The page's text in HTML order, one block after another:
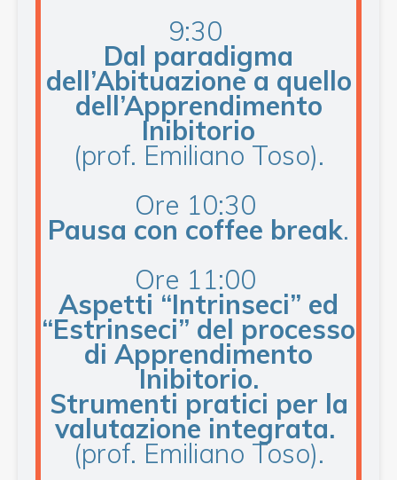
9:30
Dal paradigma
dell’Abituazione a quello
dell’Apprendimento
Inibitorio
(prof. Emiliano Toso).
Ore 10:30
Pausa con coffee break.
Ore 11:00
Aspetti “Intrinseci” ed
“Estrinseci” del processo
di Apprendimento
Inibitorio.
Strumenti pratici per la
valutazione integrata.
(prof. Emiliano Toso).